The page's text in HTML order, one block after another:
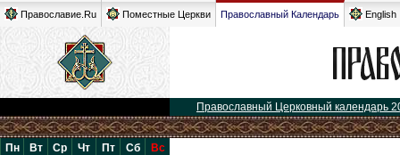
Православие.Ru Поместные Церкви Православный Календарь English
Православный Церковный календарь
Пн Вт Ср Чт Пт Сб
Вс